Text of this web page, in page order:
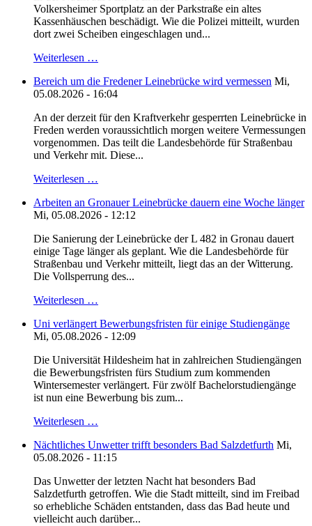
Volkersheimer Sportplatz an der Parkstraße ein altes
Kassenhäuschen beschädigt. Wie die Polizei mitteilt, wurden
dort zwei Scheiben eingeschlagen und...
Weiterlesen …
Bereich um die Fredener Leinebrücke wird vermessen Mi,
05.08.2026 - 16:04
An der derzeit für den Kraftverkehr gesperrten Leinebrücke in
Freden werden voraussichtlich morgen weitere Vermessungen
vorgenommen. Das teilt die Landesbehörde für Straßenbau
und Verkehr mit. Diese...
Weiterlesen …
Arbeiten an Gronauer Leinebrücke dauern eine Woche länger
Mi, 05.08.2026 - 12:12
Die Sanierung der Leinebrücke der L 482 in Gronau dauert
einige Tage länger als geplant. Wie die Landesbehörde für
Straßenbau und Verkehr mitteilt, liegt das an der Witterung.
Die Vollsperrung des...
Weiterlesen …
Uni verlängert Bewerbungsfristen für einige Studiengänge
Mi, 05.08.2026 - 12:09
Die Universität Hildesheim hat in zahlreichen Studiengängen
die Bewerbungsfristen fürs Studium zum kommenden
Wintersemester verlängert. Für zwölf Bachelorstudiengänge
ist nun eine Bewerbung bis zum...
Weiterlesen …
Nächtliches Unwetter trifft besonders Bad Salzdetfurth Mi,
05.08.2026 - 11:15
Das Unwetter der letzten Nacht hat besonders Bad
Salzdetfurth getroffen. Wie die Stadt mitteilt, sind im Freibad
so erhebliche Schäden entstanden, dass das Bad heute und
vielleicht auch darüber...